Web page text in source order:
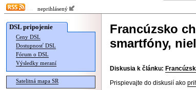
neprihlásený
DSL pripojenie
Ceny DSL
Dostupnosť DSL
Fórum o DSL
Výsledky meraní
Satelitná mapa SR
Francúzsko
smartfóny,
Diskusia k článku:
Prispievajte do diskusií ako